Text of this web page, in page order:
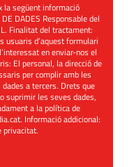
la següent informació
DE DADES Responsable del
Finalitat del tractament:
usuaris d’aquest formulari
en enviar-nos el
El personal, la direcció de
per complir amb les
a tercers. Drets que
suprimir les seves dades,
a la política de
. Informació addicional:
privacitat.